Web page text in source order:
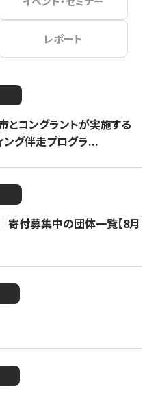
レポート
とコングラントが実施する
ング伴走プログラ...
付募集中の団体一覧【8月